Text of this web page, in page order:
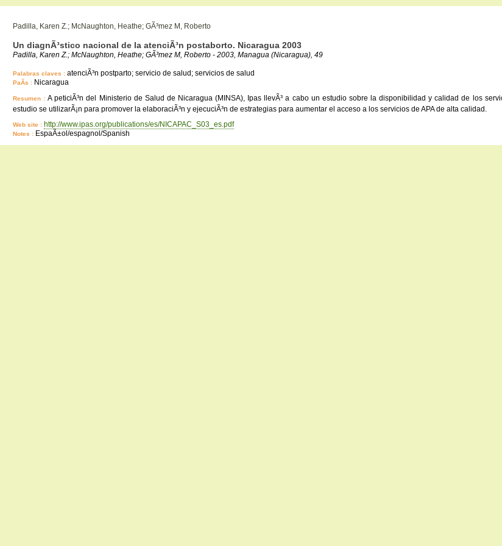
Padilla, Karen Z.; McNaughton, Heathe; GÃ³mez M, Roberto
Un diagnÃ³stico nacional de la atenciÃ³n postaborto. Nicaragua 2003
Padilla, Karen Z.; McNaughton, Heathe; GÃ³mez M, Roberto - 2003, Managua (Nicaragua), 49
Palabras claves : atenciÃ³n postparto; servicio de salud; servicios de salud
PaÃ­s : Nicaragua
Resumen :A peticiÃ³n del Ministerio de Salud de Nicaragua (MINSA), Ipas llevÃ³ a cabo un estudio sobre la disponibilidad y calidad de los
estudio se utilizarÃ¡n para promover la elaboraciÃ³n y ejecuciÃ³n de estrategias para aumentar el acceso a los servicios de APA de alta calidad.
Web site : http://www.ipas.org/publications/es/NICAPAC_S03_es.pdf
Notes : EspaÃ±ol/espagnol/Spanish